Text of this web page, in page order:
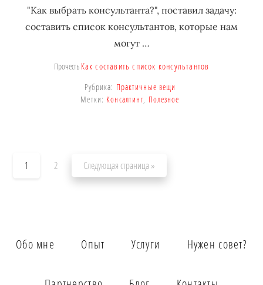
"Как выбрать консультанта?", поставил задачу:
составить список консультантов, которые нам
могут …
Прочесть Как составить список консультантов
Рубрика: Практичные вещи
Метки: Консалтинг Полезное
Перейти
1
Перейти
2
Перейти
на
Следующая страница »
Обо мне Опыт Услуги Нужен совет?